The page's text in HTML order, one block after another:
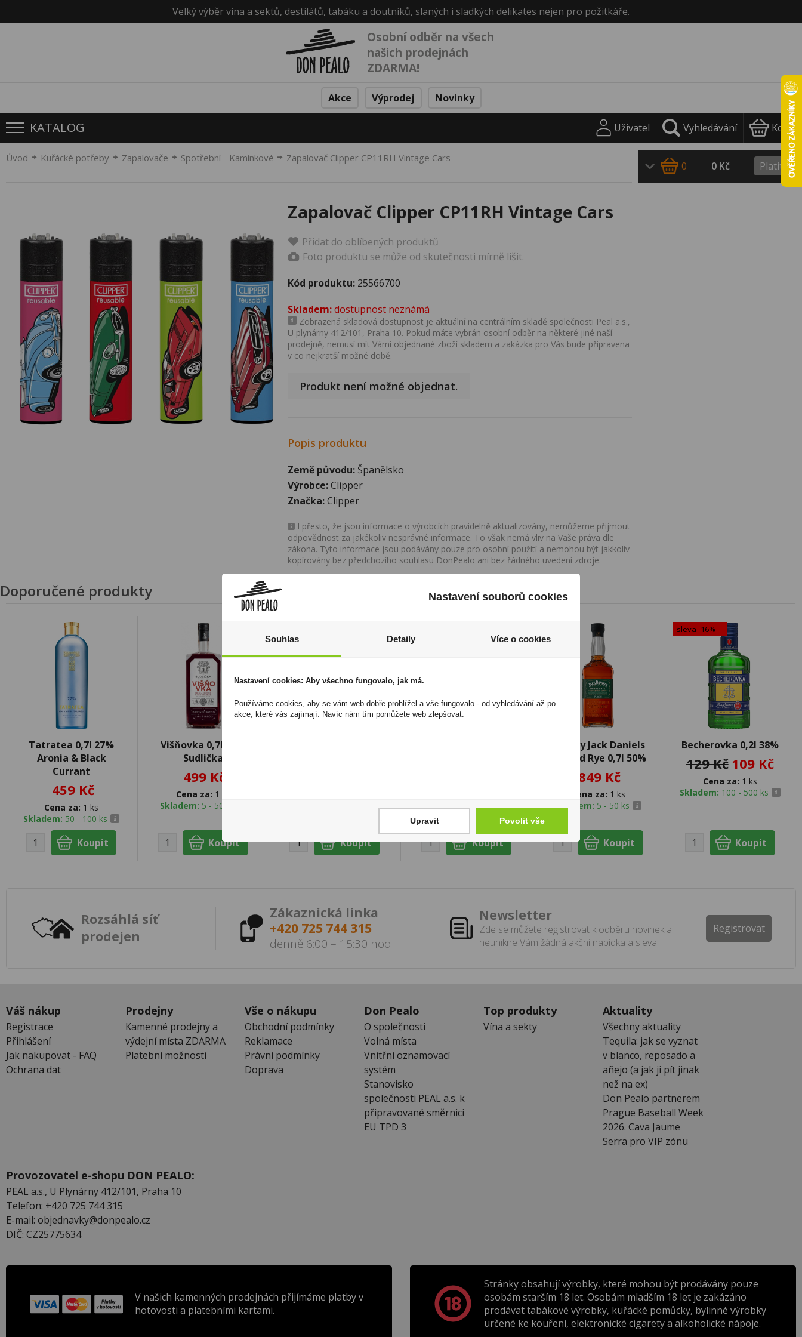
Velký výběr vína a sektů, destilátů, tabáku a doutníků, slaných i sladkých delikates nejen pro požitkáře.
Osobní odběr na všech
našich prodejnách
ZDARMA!
Akce Výprodej Novinky
KATALOG Uživatel Vyhledávání Košík
Úvod Kuřácké potřeby Zapalovače Spotřební - Kamínkové Zapalovač Clipper CP11RH Vintage Cars
Zapalovač Clipper CP11RH Vintage Cars
Přidat do oblíbených produktů
Foto produktu se může od skutečnosti mírně lišit.
Kód produktu: 25566700
Skladem:dostupnost neznámá
Zobrazená skladová dostupnost je aktuální na centrálním skladě společnosti Peal a.s.,
U plynárny 412/101, Praha 10. Pokud máte vybrán osobní odběr na některé jiné naší
prodejně, nemusí mít Vámi objednané zboží skladem a zakázka pro Vás bude připravena
v co nejkratší možné době.
Produkt není možné objednat.
Popis produktu
Země původu: Španělsko
Výrobce:Clipper
Značka:Clipper
I přesto, že jsou informace o výrobcích pravidelně aktualizovány, nemůžeme přijmout
odpovědnost za jakékoliv nesprávné informace. To však nemá vliv na Vaše práva dle
zákona. Tyto informace jsou podávány pouze pro osobní použití a nemohou být jakkoliv
kopírovány bez předchozího souhlasu DonPealo ani bez řádného uvedení zdroje.
0 0 Kč Platit
Doporučené produkty
Tatratea 0,7l 27%
Aronia & Black
Currant
459 Kč
Cena za: 1 ks
Skladem: 50 - 100 ks
Višňovka 0,7l 25%
Sudlička
499 Kč
Cena za: 1 ks
Skladem: 5 - 50 ks
Skladem:50 - 100
balení
Whisky Jack Daniels
Bonded Rye 0,7l 50%
849 Kč
Cena za: 1 ks
Skladem: 5 - 50 ks
sleva -16%
Becherovka 0,2l 38%
129 Kč 109 Kč
Cena za: 1 ks
Skladem: 100 - 500 ks
Rozsáhlá síť
prodejen
Zákaznická linka
+420 725 744 315
denně 6:00 – 15:30 hod
Newsletter
Zde se můžete registrovat k odběru novinek a
neunikne Vám žádná akční nabídka a sleva!
Registrovat
Váš nákup
Registrace
Přihlášení
Jak nakupovat - FAQ
Ochrana dat
Prodejny
Kamenné prodejny a
výdejní místa ZDARMA
Platební možnosti
Vše o nákupu
Obchodní podmínky
Reklamace
Právní podmínky
Doprava
Don Pealo
O společnosti
Volná místa
Vnitřní oznamovací
systém
Stanovisko
společnosti PEAL a.s. k
připravované směrnici
EU TPD 3
Top produkty
Vína a sekty
Aktuality
Všechny aktuality
Tequila: jak se vyznat
v blanco, reposado a
añejo (a jak ji pít jinak
než na ex)
Don Pealo partnerem
Prague Baseball Week
2026. Cava Jaume
Serra pro VIP zónu
Provozovatel e-shopu DON PEALO:
PEAL a.s., U Plynárny 412/101, Praha 10
Telefon: +420 725 744 315
E-mail: objednavky@donpealo.cz
DIČ: CZ25775634
V našich kamenných prodejnách přijímáme platby v
hotovosti a platebními kartami.
Stránky obsahují výrobky, které mohou být prodávány pouze
osobám starším 18 let. Osobám mladším 18 let je zakázáno
prodávat tabákové výrobky, kuřácké pomůcky, bylinné výrobky
určené ke kouření, elektronické cigarety a alkoholické nápoje.
Nastavení souborů cookies
Souhlas Detaily Více o cookies
Nastavení cookies: Aby všechno fungovalo, jak má.
Používáme cookies, aby se vám web dobře prohlížel a vše fungovalo - od vyhledávání až po
akce, které vás zajímají. Navíc nám tím pomůžete web zlepšovat.
Upravit Povolit vše